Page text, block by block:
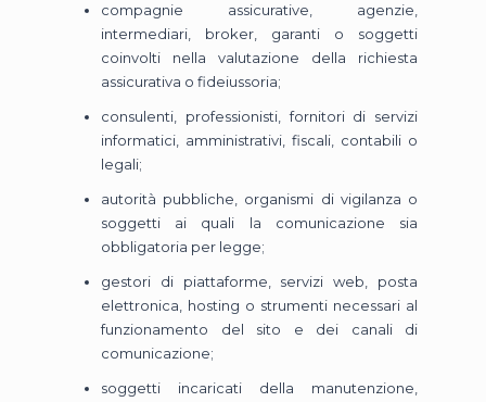
compagnie assicurative, agenzie,
intermediari, broker, garanti o soggetti
coinvolti nella valutazione della richiesta
assicurativa o fideiussoria;
consulenti, professionisti, fornitori di servizi
informatici, amministrativi, fiscali, contabili o
legali;
autorità pubbliche, organismi di vigilanza o
soggetti ai quali la comunicazione sia
obbligatoria per legge;
gestori di piattaforme, servizi web, posta
elettronica, hosting o strumenti necessari al
funzionamento del sito e dei canali di
comunicazione;
soggetti incaricati della manutenzione,